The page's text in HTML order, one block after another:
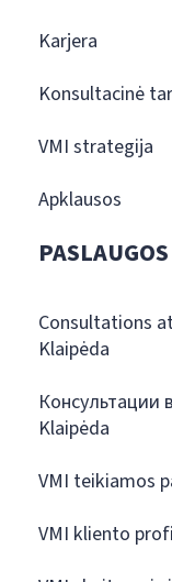
Karjera
Konsultacinė
VMI strategija
Apklausos
PASLAUGOS
Consultations
Klaipėda
Консультации
Klaipėda
VMI teikiamos
VMI kliento